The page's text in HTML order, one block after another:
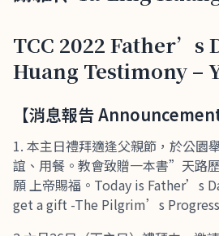
TCC 2022 Father’s
Huang Testimony –
【消息報告
本主日禮拜適逢父親節，於公園
誼、用餐。教會致贈一本書”天路
願 上帝賜福。Today is Father’s
get a gift -The Pilgrim’s